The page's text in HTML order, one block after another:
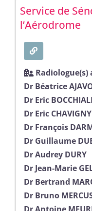
Service de
l’Aérodrome
Radiologue(s)
Dr Béatrice
Dr Eric
Dr Eric CHAVIGNY
Dr François
Dr Guillaume
Dr Audrey DURY
Dr Jean-Marie
Dr Bertrand
Dr Bruno